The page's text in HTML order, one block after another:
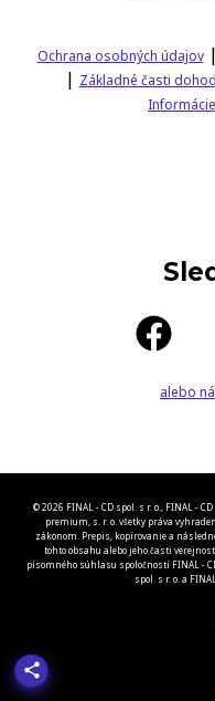
Ochrana osobných údajov|
| Základné časti
alebo
© 2026 FINAL - CD spol. s r. o., FINAL -
premium, s. r. o. všetky práva
zákonom. Prepis, kopírovanie a
tohto obsahu alebo jeho časti
písomného súhlasu spoločností FINAL -
spol. s r. o. a